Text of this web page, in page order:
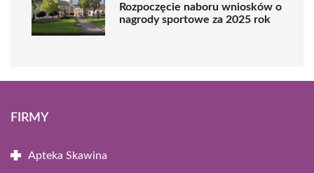
Rozpoczęcie naboru wniosków o
nagrody sportowe za 2025 rok
FIRMY
Apteka Skawina